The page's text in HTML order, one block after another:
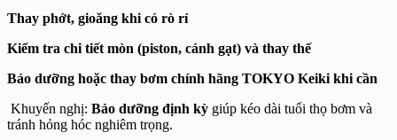
Thay phớt, gioăng khi có rò rỉ
Kiểm tra chi tiết mòn (piston, cánh gạt) và thay thế
Bảo dưỡng hoặc thay bơm chính hãng TOKYO Keiki khi cần
Khuyến nghị: Bảo dưỡng định kỳ giúp kéo dài tuổi thọ bơm và
tránh hỏng hóc nghiêm trọng.